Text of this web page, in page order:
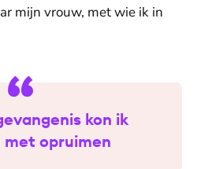
mijn vrouw, met wie ik in
kon ik
met opruimen